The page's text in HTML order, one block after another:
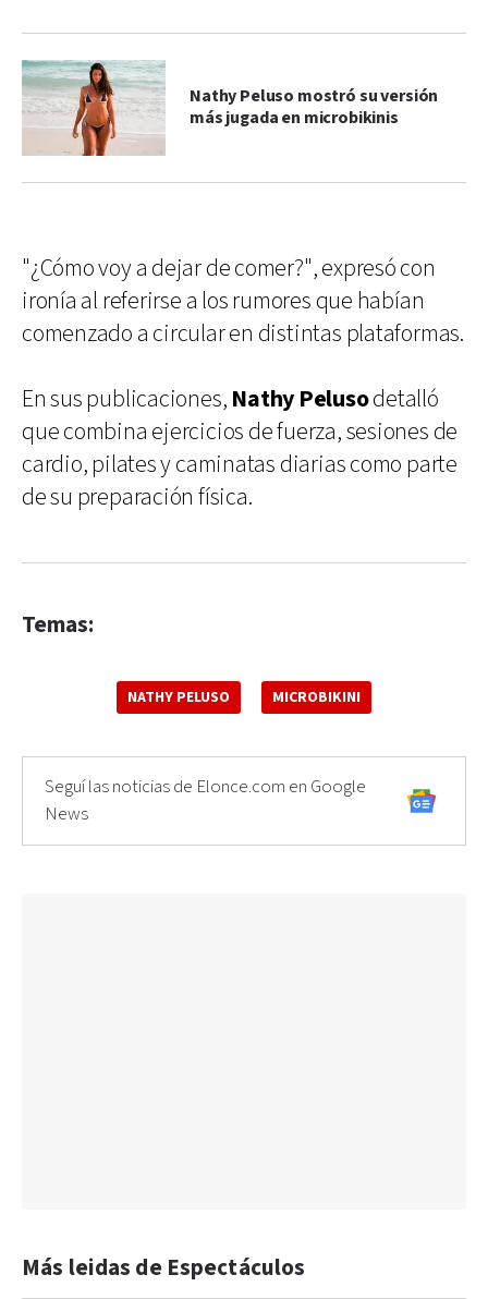
Nathy Peluso mostró su versión
más jugada en microbikinis
"¿Cómo voy a dejar de comer?", expresó con
ironía al referirse a los rumores que habían
comenzado a circular en distintas plataformas.
En sus publicaciones, Nathy Pelusodetalló
que combina ejercicios de fuerza, sesiones de
cardio, pilates y caminatas diarias como parte
de su preparación física.
Temas:
NATHY PELUSO MICROBIKINI
Seguí las noticias de Elonce.com en Google
News
Más leidas de Espectáculos